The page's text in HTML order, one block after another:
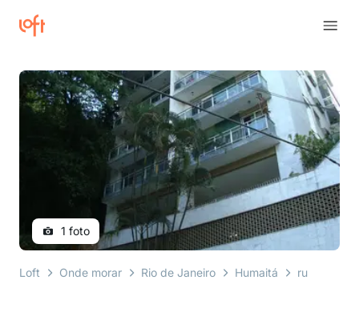
1 foto
Loft Onde morar Rio de Janeiro Humaitá rua